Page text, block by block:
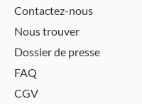
Contactez-nous
Nous trouver
Dossier de presse
FAQ
CGV